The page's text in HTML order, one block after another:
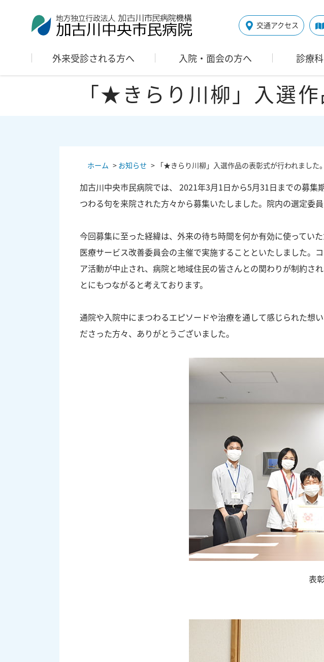
交通アクセス
外来受診される方へ 入院・面会の方へ 診療
「★きらり川柳」入選
ホーム > お知らせ > 「★きらり川柳」入選作品の表彰式が行われました。
加古川中央市民病院では、 2021年3月1日から5月31日までの募
つわる句を来院された方々から募集いたしました。院内の選定委
今回募集に至った経緯は、外来の待ち時間を何か有効に使ってい
医療サービス改善委員会の主催で実施することといたしました。
ア活動が中止され、病院と地域住民の皆さんとの関わりが制約さ
とにもつながると考えております。
通院や入院中にまつわるエピソードや治療を通して感じられた想
ださった方々、ありがとうございました。
表